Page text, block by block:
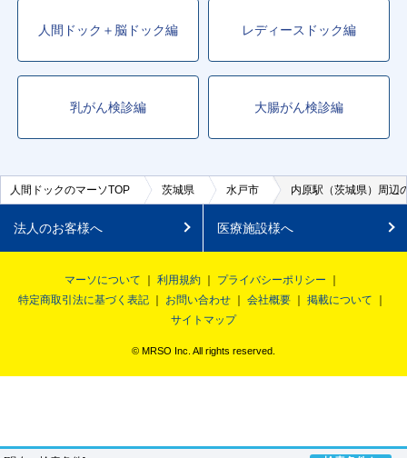
人間ドック＋脳ドック編 レディースドック編
乳がん検診編 大腸がん検診編
人間ドックのマーソTOP 茨城県 水戸市 内原駅（茨城県）周辺
法人のお客様へ 医療施設様へ
マーソについて 利用規約
プライバシーポリシー
特定商取引法に基づく表記
お問い合わせ 会社概要
掲載について
サイトマップ
© MRSO Inc. All rights reserved.